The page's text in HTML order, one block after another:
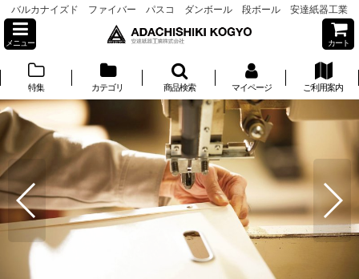
バルカナイズド ファイバー パスコ ダンボール 段ボール 安達紙器工業
メニュー カート
特集 カテゴリ 商品検索 マイページ ご利用案内